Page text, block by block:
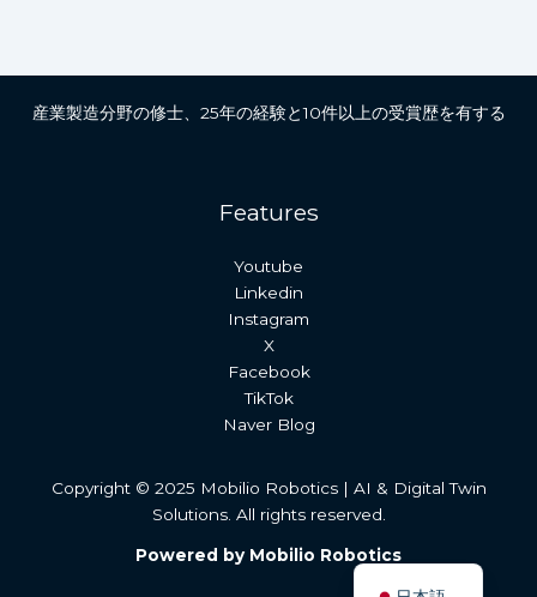
産業製造分野の修士、25年の経験と10件以上の受賞歴を有する
Features
Youtube
Linkedin
Instagram
X
Facebook
TikTok
Naver Blog
Copyright © 2025 Mobilio Robotics | AI & Digital Twin
Solutions. All rights reserved.
Powered by Mobilio Robotics한국어